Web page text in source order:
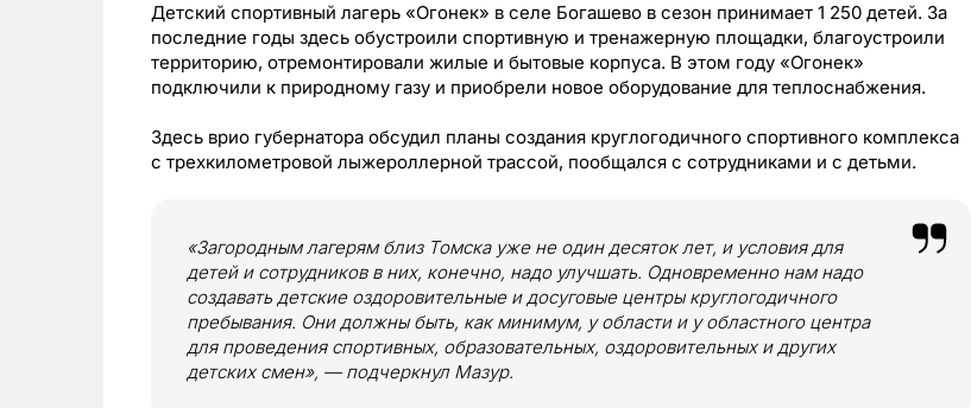
Детский спортивный лагерь «Огонек» в селе Богашево в сезон принимает 1 250 детей. За
последние годы здесь обустроили спортивную и тренажерную площадки, благоустроили
территорию, отремонтировали жилые и бытовые корпуса. В этом году «Огонек»
подключили к природному газу и приобрели новое оборудование для теплоснабжения.
Здесь врио губернатора обсудил планы создания круглогодичного спортивного комплекса
с трехкилометровой лыжероллерной трассой, пообщался с сотрудниками и с детьми.
«Загородным лагерям близ Томска уже не один десяток лет, и условия для
детей и сотрудников в них, конечно, надо улучшать. Одновременно нам надо
создавать детские оздоровительные и досуговые центры круглогодичного
пребывания. Они должны быть, как минимум, у области и у областного центра
для проведения спортивных, образовательных, оздоровительных и других
детских смен», — подчеркнул Мазур.